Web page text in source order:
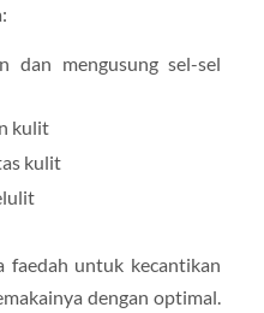
dan mengusung sel-sel
kulit
kulit
faedah untuk kecantikan
dengan optimal.